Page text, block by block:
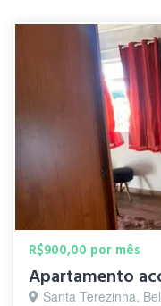
R$900,00 por mês
Apartamento
Santa Terezinha,